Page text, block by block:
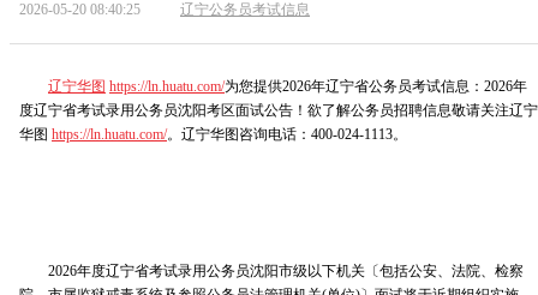
2026-05-20 08:40:25 辽宁公务员考试信息
辽宁华图 https://ln.huatu.com/为您提供2026年辽宁省公务员考试信息：2026年
度辽宁省考试录用公务员沈阳考区面试公告！欲了解公务员招聘信息敬请关注辽宁
华图 https://ln.huatu.com/。辽宁华图咨询电话：400-024-1113。
2026年度辽宁省考试录用公务员沈阳市级以下机关〔包括公安、法院、检察